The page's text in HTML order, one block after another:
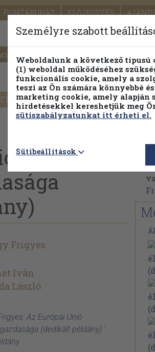
PONTÁRUHÁZ ELŐJEGYZÉS
PILLANATNYI ÁRAINK
Részletes kereső
Frigyes
Iván
László
Az Európai Unió
(dedikált példány) '
Személyre szabott
Weboldalunk a következő típusú
(1) weboldal működéséhez
funkcionális cookie, amely a
teszi az Ön számára könnyebbé
marketing cookie, amely alapján
hirdetésekkel kereshetjük meg
sütiszabályzatunkat itt érheti el.
Sütibeállítások